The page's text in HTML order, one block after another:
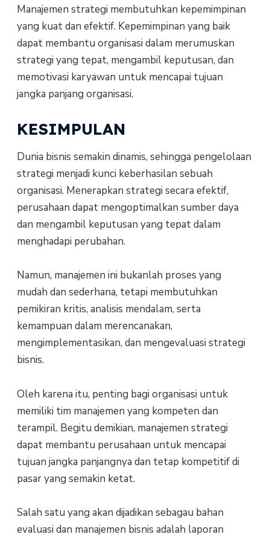
Manajemen strategi membutuhkan kepemimpinan
yang kuat dan efektif. Kepemimpinan yang baik
dapat membantu organisasi dalam merumuskan
strategi yang tepat, mengambil keputusan, dan
memotivasi karyawan untuk mencapai tujuan
jangka panjang organisasi.
KESIMPULAN
Dunia bisnis semakin dinamis, sehingga pengelolaan
strategi menjadi kunci keberhasilan sebuah
organisasi. Menerapkan strategi secara efektif,
perusahaan dapat mengoptimalkan sumber daya
dan mengambil keputusan yang tepat dalam
menghadapi perubahan.
Namun, manajemen ini bukanlah proses yang
mudah dan sederhana, tetapi membutuhkan
pemikiran kritis, analisis mendalam, serta
kemampuan dalam merencanakan,
mengimplementasikan, dan mengevaluasi strategi
bisnis.
Oleh karena itu, penting bagi organisasi untuk
memiliki tim manajemen yang kompeten dan
terampil. Begitu demikian, manajemen strategi
dapat membantu perusahaan untuk mencapai
tujuan jangka panjangnya dan tetap kompetitif di
pasar yang semakin ketat.
Salah satu yang akan dijadikan sebagau bahan
evaluasi dan manajemen bisnis adalah laporan